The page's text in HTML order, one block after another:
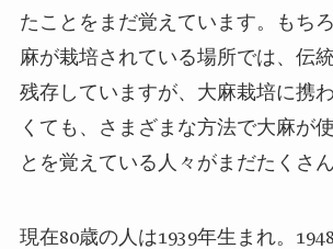
たことをまだ覚えています。もち
麻が栽培されている場所では、伝
残存していますが、大麻栽培に携
くても、さまざまな方法で大麻が
とを覚えている人々がまだたくさ
現在80歳の人は1939年生まれ。 1948